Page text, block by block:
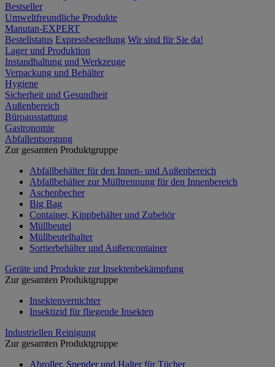
Bestseller
Umweltfreundliche Produkte
Manutan-EXPERT
Bestellstatus Expressbestellung Wir sind für Sie da!
Lager und Produktion
Instandhaltung und Werkzeuge
Verpackung und Behälter
Hygiene
Sicherheit und Gesundheit
Außenbereich
Büroausstattung
Gastronomie
Abfallentsorgung
Zur gesamten Produktgruppe
Abfallbehälter für den Innen- und Außenbereich
Abfallbehälter zur Mülltrennung für den Innenbereich
Aschenbecher
Big Bag
Container, Kippbehälter und Zubehör
Müllbeutel
Müllbeutelhalter
Sortierbehälter und Außencontainer
Geräte und Produkte zur Insektenbekämpfung
Zur gesamten Produktgruppe
Insektenvernichter
Insektizid für fliegende Insekten
Industriellen Reinigung
Zur gesamten Produktgruppe
Abroller, Spender und Halter für Tücher